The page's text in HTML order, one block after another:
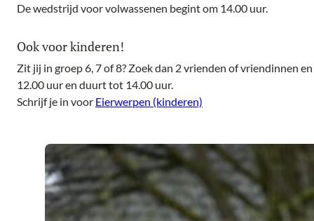
De wedstrijd voor volwassenen begint om 14.00 uur.
Ook voor kinderen!
Zit jij in groep 6, 7 of 8? Zoek dan 2 vrienden of vriendinnen
12.00 uur en duurt tot 14.00 uur.
Schrijf je in voor Eierwerpen (kinderen)